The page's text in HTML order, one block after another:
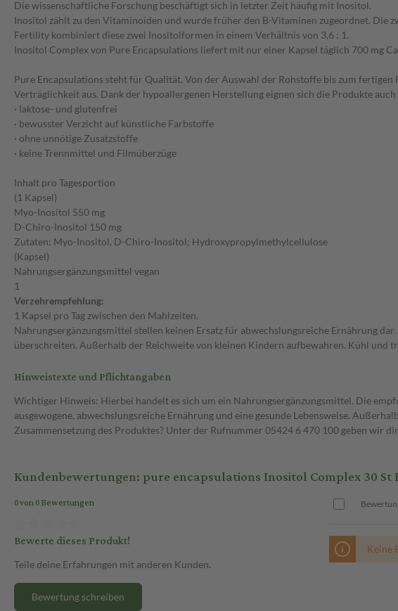
Die wissenschaftliche Forschung beschäftigt sich in letzter Zeit häufig mit Inositol.
Inositol zählt zu den Vitaminoiden und wurde früher den B-Vitaminen zugeordnet.
Fertility kombiniert diese zwei Inositolformen in einem Verhältnis von 3,6 : 1.
Inositol Complex von Pure Encapsulations liefert mit nur einer Kapsel täglich 700 mg
Pure Encapsulations steht für Qualität. Von der Auswahl der Rohstoffe bis zum
Verträglichkeit aus. Dank der hypoallergenen Herstellung eignen sich die Produkte
· laktose- und glutenfrei
· bewusster Verzicht auf künstliche Farbstoffe
· ohne unnötige Zusatzstoffe
· keine Trennmittel und Filmüberzüge
Inhalt pro Tagesportion
(1 Kapsel)
Myo-Inositol 550 mg
D-Chiro-Inositol 150 mg
Zutaten: Myo-Inositol, D-Chiro-Inositol; Hydroxypropylmethylcellulose
(Kapsel)
Nahrungsergänzungsmittel vegan
1
Verzehrempfehlung:
1 Kapsel pro Tag zwischen den Mahlzeiten.
Nahrungsergänzungsmittel stellen keinen Ersatz für abwechslungsreiche Ernährung
überschreiten. Außerhalb der Reichweite von kleinen Kindern aufbewahren. Kühl und
Hinweistexte und Pflichtangaben
Wichtiger Hinweis: Hierbei handelt es sich um ein Nahrungsergänzungsmittel. Die
ausgewogene, abwechslungsreiche Ernährung und eine gesunde Lebensweise.
Zusammensetzung des Produktes? Unter der Rufnummer 05424 6 470 100 geben wir
Kundenbewertungen: pure encapsulations Inositol Complex 30 St
0 von 0 Bewertungen
Bewerte dieses Produkt!
Teile deine Erfahrungen mit anderen Kunden.
Bewertung schreiben
Keine